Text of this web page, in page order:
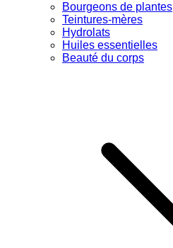
Bourgeons de plantes
Teintures-mères
Hydrolats
Huiles essentielles
Beauté du corps